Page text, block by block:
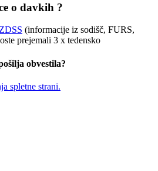
o davkih ?
(informacije iz sodišč, FURS,
prejemali 3 x tedensko
obvestila?
spletne strani.